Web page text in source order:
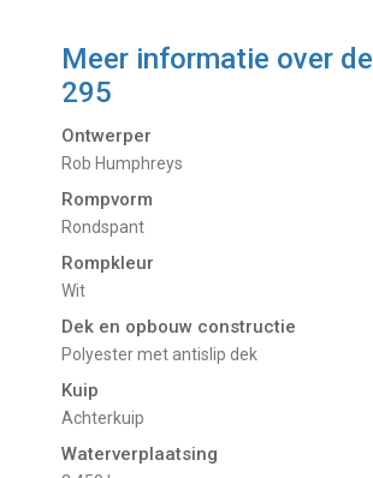
Meer informatie over de
295
Ontwerper
Rob Humphreys
Rompvorm
Rondspant
Rompkleur
Wit
Dek en opbouw constructie
Polyester met antislip dek
Kuip
Achterkuip
Waterverplaatsing